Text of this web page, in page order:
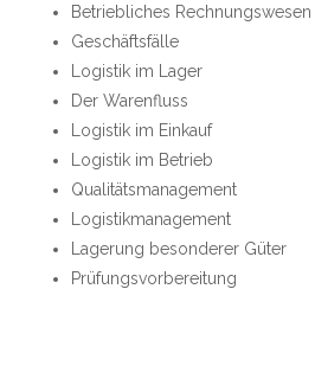
Betriebliches Rechnungswesen
Geschäftsfälle
Logistik im Lager
Der Warenfluss
Logistik im Einkauf
Logistik im Betrieb
Qualitätsmanagement
Logistikmanagement
Lagerung besonderer Güter
Prüfungsvorbereitung